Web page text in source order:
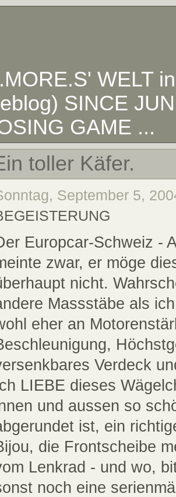
WELT
SINCE
GAME ...
toller Käfer.
September 5,
Europcar-Schweiz -
zwar, er möge
nicht.
Massstäbe als
eher an
Verdeck
LIEBE dieses
und aussen so
ist, ein
die Frontscheibe
Lenkrad - und wo,
noch eine